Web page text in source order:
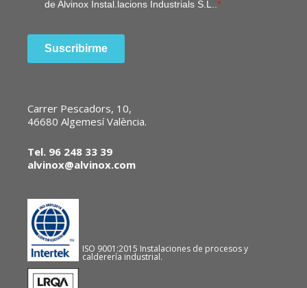
Carrer Pescadors, 10,
46680 Algemesí València.
Tel. 96 248 33 39
alvinox@alvinox.com
ISO 9001:2015 Instalaciones de procesos y
calderería industrial.